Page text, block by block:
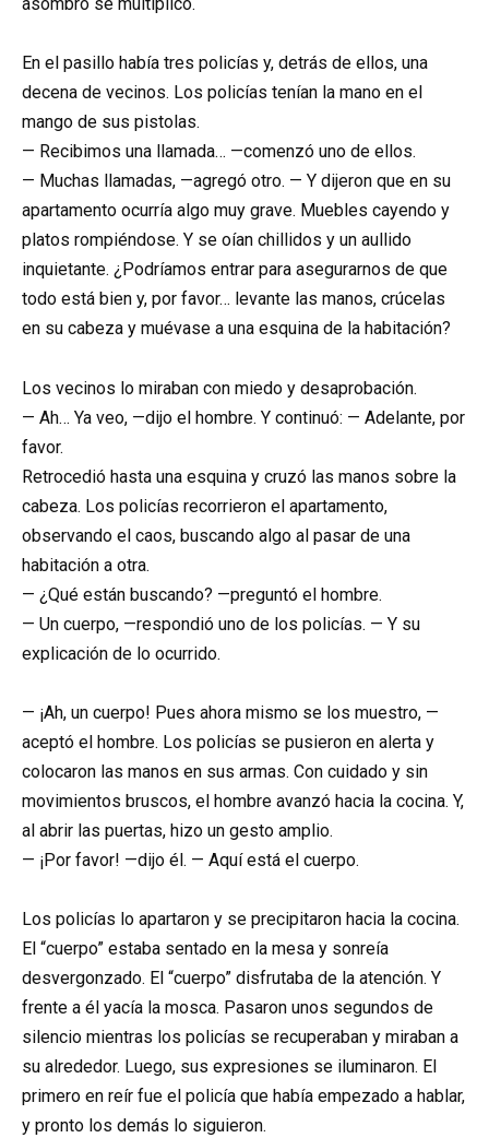
En el pasillo había tres policías y, detrás de ellos, una
decena de vecinos. Los policías tenían la mano en el
mango de sus pistolas.
— Recibimos una llamada… —comenzó uno de ellos.
— Muchas llamadas, —agregó otro. — Y dijeron que en su
apartamento ocurría algo muy grave. Muebles cayendo y
platos rompiéndose. Y se oían chillidos y un aullido
inquietante. ¿Podríamos entrar para asegurarnos de que
todo está bien y, por favor… levante las manos, crúcelas
en su cabeza y muévase a una esquina de la habitación?
Los vecinos lo miraban con miedo y desaprobación.
— Ah… Ya veo, —dijo el hombre. Y continuó: — Adelante, por
favor.
Retrocedió hasta una esquina y cruzó las manos sobre la
cabeza. Los policías recorrieron el apartamento,
observando el caos, buscando algo al pasar de una
habitación a otra.
— ¿Qué están buscando? —preguntó el hombre.
— Un cuerpo, —respondió uno de los policías. — Y su
explicación de lo ocurrido.
— ¡Ah, un cuerpo! Pues ahora mismo se los muestro, —
aceptó el hombre. Los policías se pusieron en alerta y
colocaron las manos en sus armas. Con cuidado y sin
movimientos bruscos, el hombre avanzó hacia la cocina. Y,
al abrir las puertas, hizo un gesto amplio.
— ¡Por favor! —dijo él. — Aquí está el cuerpo.
Los policías lo apartaron y se precipitaron hacia la cocina.
El “cuerpo” estaba sentado en la mesa y sonreía
desvergonzado. El “cuerpo” disfrutaba de la atención. Y
frente a él yacía la mosca. Pasaron unos segundos de
silencio mientras los policías se recuperaban y miraban a
su alrededor. Luego, sus expresiones se iluminaron. El
primero en reír fue el policía que había empezado a hablar,
y pronto los demás lo siguieron.